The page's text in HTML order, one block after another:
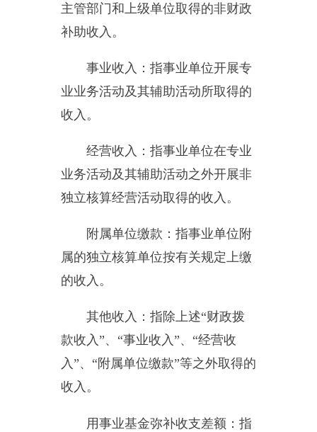
余，也包括事业收入、经营收入、
其他收入的结转和结余。
基本支出：指为保障机构正常
为完成特定行政任务和事业发展目
标所发生的支出。
经营支出：指事业单位在专业
业务活动及其辅助活动之外开展非
独立核算经营活动发生的支出。
对附属单位补助支出：指事业
属单位的补助支出。
“三公”经费：指用一般公共预
费、公务用车购置及运行费和公务
接待费。其中，因公出国（境）费